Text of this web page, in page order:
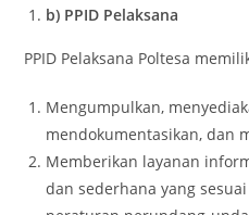
b) PPID Pelaksana
PPID Pelaksana Poltesa
Mengumpulkan,
mendokumentasikan, dan
Memberikan layanan
dan sederhana yang